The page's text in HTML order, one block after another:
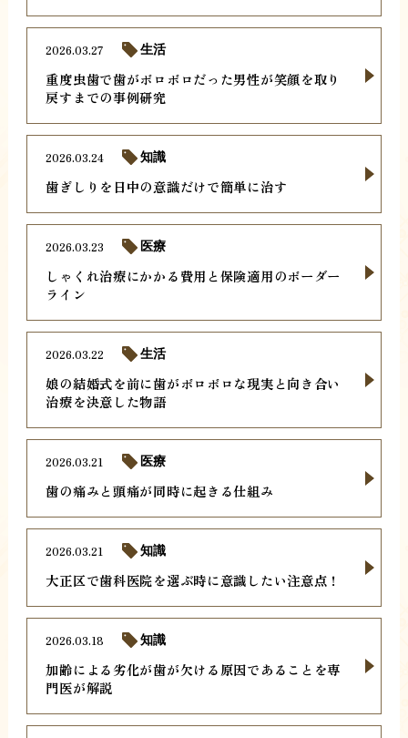
重度虫歯で歯がボロボロだった男性が笑顔を取り
戻すまでの事例研究
2026.03.27 生活
歯ぎしりを日中の意識だけで簡単に治す
2026.03.24 知識
しゃくれ治療にかかる費用と保険適用のボーダー
ライン
2026.03.23 医療
娘の結婚式を前に歯がボロボロな現実と向き合い
治療を決意した物語
2026.03.22 生活
歯の痛みと頭痛が同時に起きる仕組み
2026.03.21 医療
大正区で歯科医院を選ぶ時に意識したい注意点！
2026.03.21 知識
加齢による劣化が歯が欠ける原因であることを専
門医が解説
2026.03.18 知識